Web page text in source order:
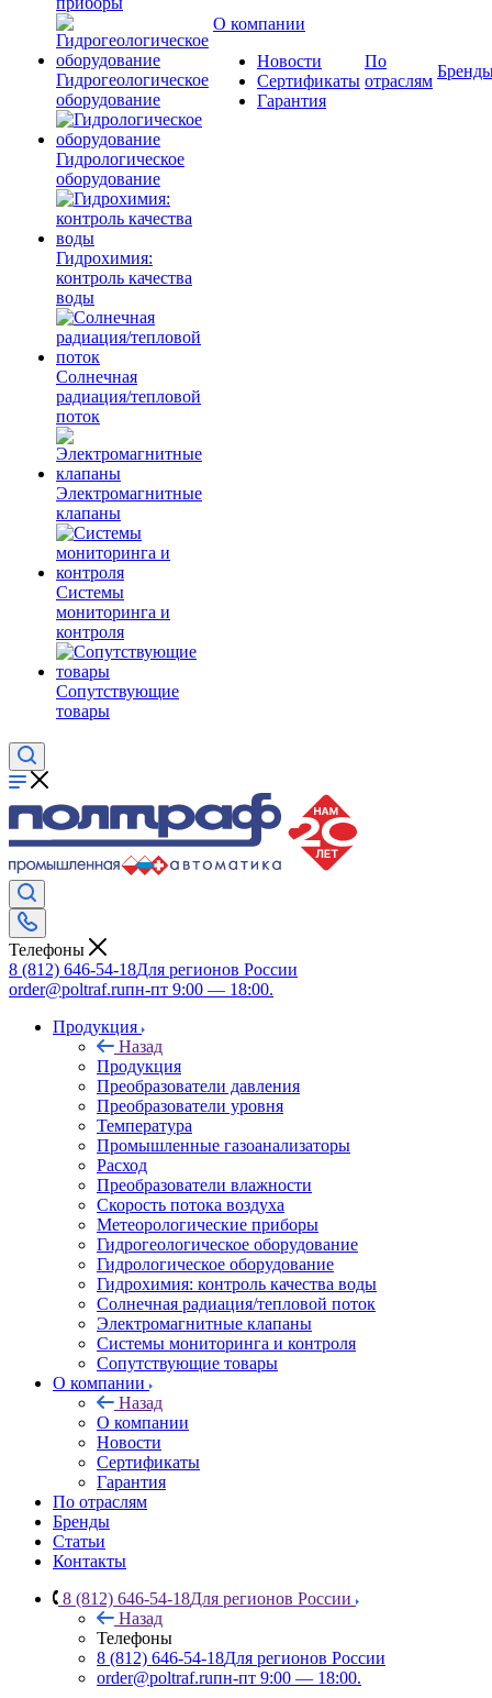
Гидрогеологическое
оборудование
Гидрологическое
оборудование
Гидрохимия:
контроль качества
воды
Солнечная
радиация/тепловой
поток
Электромагнитные
клапаны
Системы
мониторинга и
контроля
Сопутствующие
товары
О компании
Новости
Сертификаты
Гарантия
По
отраслям
Телефоны
8 (812) 646-54-18Для регионов России
order@poltraf.ruпн-пт 9:00 — 18:00.
Продукция
Назад
Продукция
Преобразователи давления
Преобразователи уровня
Температура
Промышленные газоанализаторы
Расход
Преобразователи влажности
Скорость потока воздуха
Метеорологические приборы
Гидрогеологическое оборудование
Гидрологическое оборудование
Гидрохимия: контроль качества воды
Солнечная радиация/тепловой поток
Электромагнитные клапаны
Системы мониторинга и контроля
Сопутствующие товары
О компании
Назад
О компании
Новости
Сертификаты
Гарантия
По отраслям
Бренды
Статьи
Контакты
8 (812) 646-54-18Для регионов России
Назад
Телефоны
8 (812) 646-54-18Для регионов России
order@poltraf.ruпн-пт 9:00 — 18:00.